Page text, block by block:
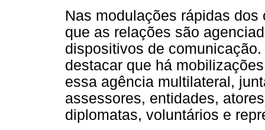
Nas modulações rápidas
que as relações são
dispositivos de
destacar que há
essa agência multilateral,
assessores, entidades,
diplomatas, voluntários e